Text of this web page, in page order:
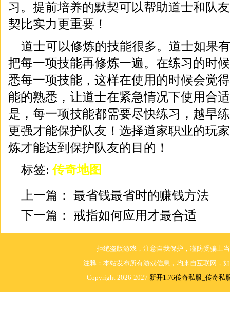
习。提前培养的默契可以帮助道士和队
契比实力更重要！
道士可以修炼的技能很多。道士如果
把每一项技能再修炼一遍。在练习的时
悉每一项技能，这样在使用的时候会觉
能的熟悉，让道士在紧急情况下使用合
是，每一项技能都需要尽快练习，越早
更强才能保护队友！选择道家职业的玩
炼才能达到保护队友的目的！
标签:传奇地图
上一篇： 最省钱最省时的赚钱方法
下一篇： 戒指如何应用才最合适
拒绝盗版游戏，注意自我保护，谨防受骗上
注释：本站发布所有游戏信息，均来自互联网，
Copyright 2026-2027 新开1.76传奇私服_传奇私